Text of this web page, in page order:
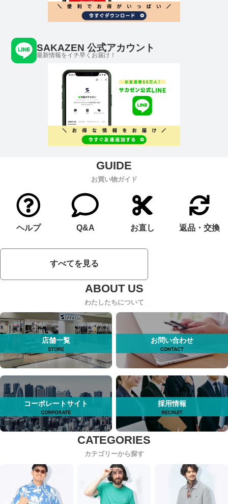
SAKAZEN 公式アカウント
最新情報をイチ早くお届け！
お買い物ガイド
ヘルプ Q&A お直し 返品・交換
すべてを見る
わたしたちについて
店舗一覧 お問い合わせ
コーポレートサイト 採用情報
カテゴリーから探す